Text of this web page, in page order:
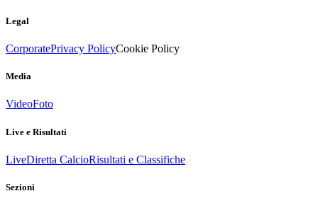
Legal
CorporatePrivacy PolicyCookie Policy
Media
VideoFoto
Live e Risultati
LiveDiretta CalcioRisultati e Classifiche
Sezioni